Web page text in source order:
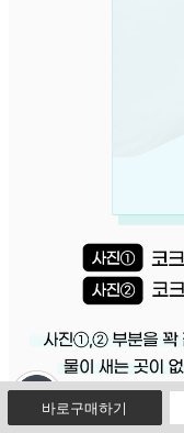
바로구매하기
빠른 메뉴 바로가기